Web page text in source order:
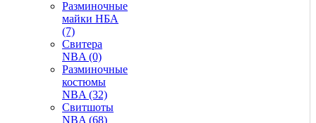
Разминочные
майки НБА
(7)
Свитера
NBA (0)
Разминочные
костюмы
NBA (32)
Свитшоты
NBA (68)